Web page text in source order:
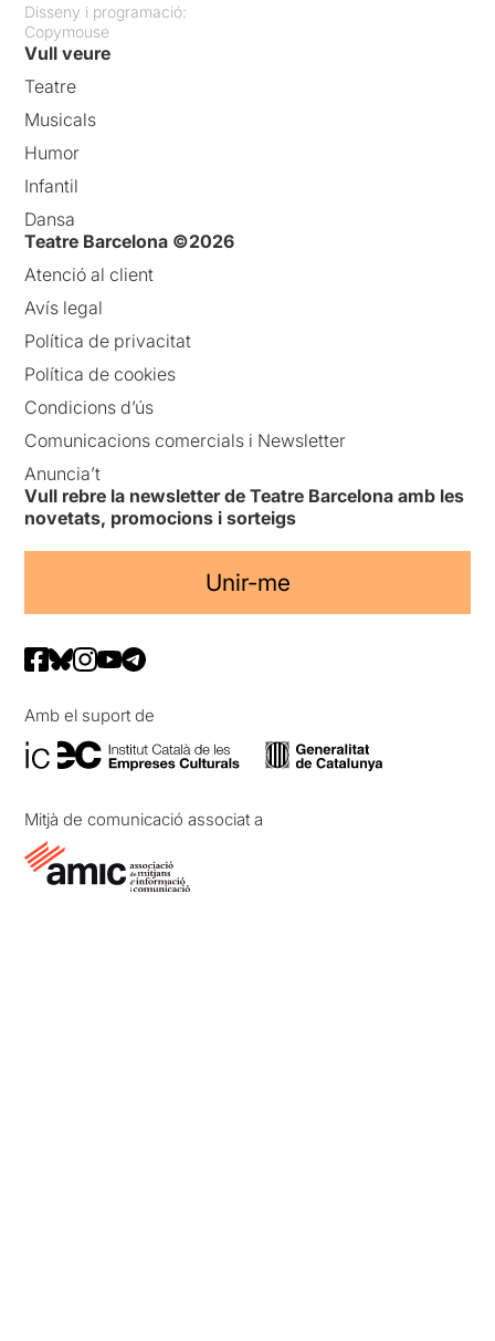
Disseny i programació:
Copymouse
Vull veure
Teatre
Musicals
Humor
Infantil
Dansa
Teatre Barcelona ©2026
Atenció al client
Avís legal
Política de privacitat
Política de cookies
Condicions d’ús
Comunicacions comercials i Newsletter
Anuncia’t
Vull rebre la newsletter de Teatre Barcelona amb les
novetats, promocions i sorteigs
Unir-me
Amb el suport de
Mitjà de comunicació associat a